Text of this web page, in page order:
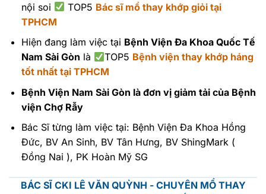
nội soi
TOP5 Bác sĩ mổ thay khớp giỏi tại
TPHCM
Hiện đang làm việc tại Bệnh Viện Đa Khoa Quốc Tế
Nam Sài Gòn là TOP5 Bệnh viện thay khớp háng
tốt nhất tại TPHCM
Bệnh Viện Nam Sài Gòn là đơn vị giảm tải của Bệnh
viện Chợ Rẫy
Bác Sĩ từng làm việc tại: Bệnh Viện Đa Khoa Hồng
Đức, BV An Sinh, BV Tân Hưng, BV ShingMark (
Đồng Nai ), PK Hoàn Mỹ SG
BÁC SĨ CKI LÊ VĂN QUỲNH - CHUYÊN MỔ THAY